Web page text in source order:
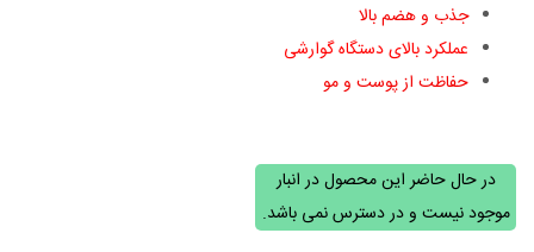
جذب و هضم بالا
عملکرد بالای دستگاه گوارشی
حفاظت از پوست و مو
در حال حاضر این محصول در انبار
موجود نیست و در دسترس نمی باشد.